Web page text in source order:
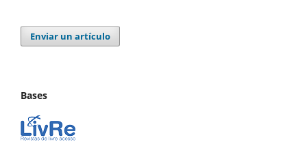
Enviar un artículo
Bases